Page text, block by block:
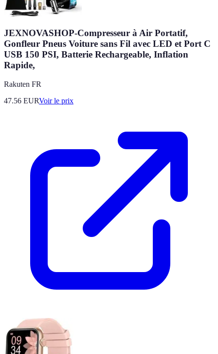
JEXNOVASHOP-Compresseur à Air Portatif,
Gonfleur Pneus Voiture sans Fil avec LED et Port C
USB 150 PSI, Batterie Rechargeable, Inflation
Rapide,
Rakuten FR
47.56 EURVoir le prix